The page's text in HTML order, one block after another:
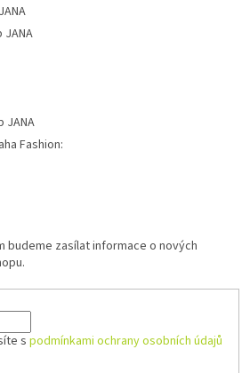
JANA
Fashion:
budeme zasílat informace o nových
s podmínkami ochrany osobních údajů